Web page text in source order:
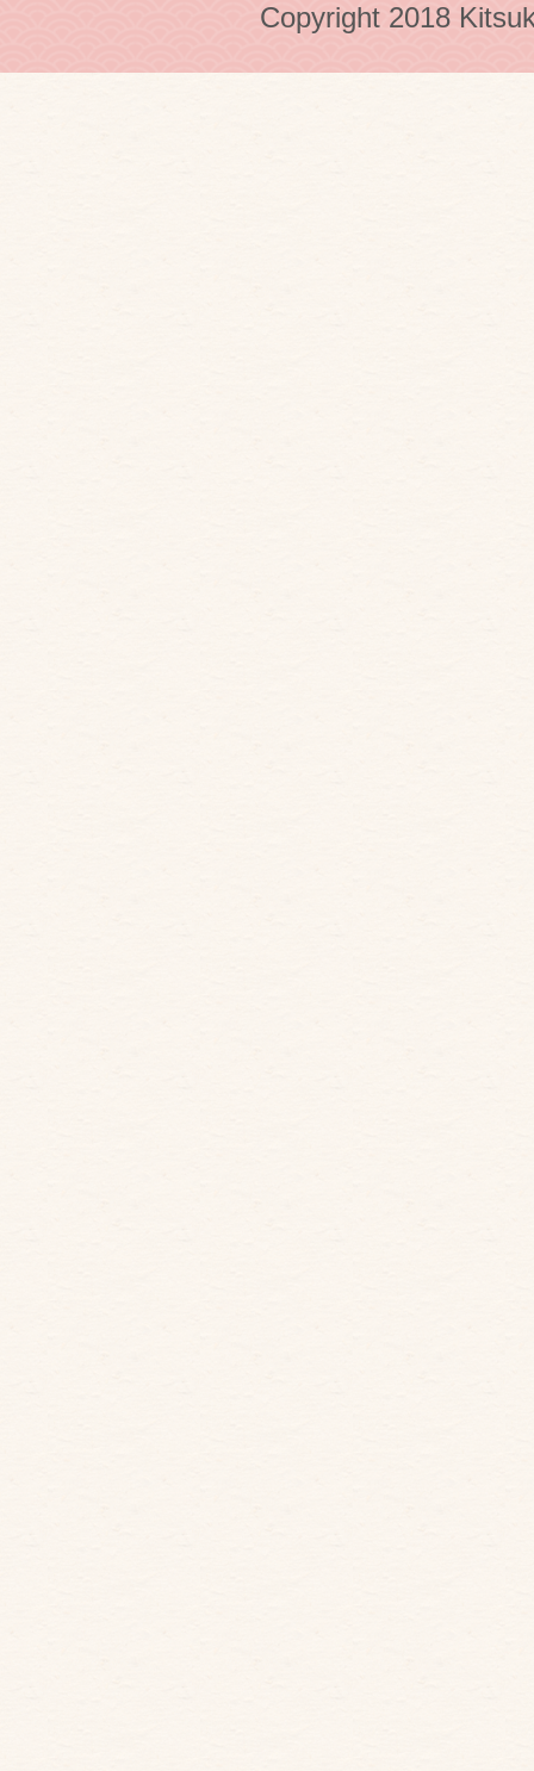
Copyright 2018